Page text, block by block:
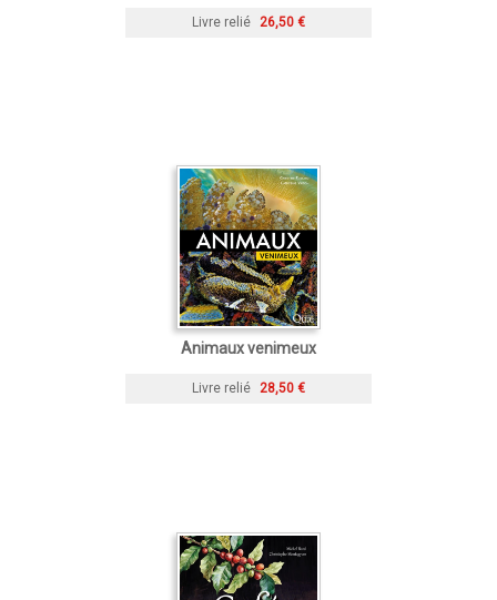
Livre relié 26,50 €
Animaux venimeux
Livre relié 28,50 €